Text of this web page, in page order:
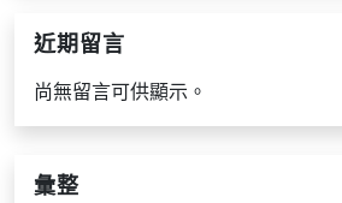
近期留言
尚無留言可供顯示。
彙整